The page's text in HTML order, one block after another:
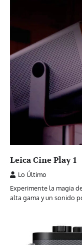
Leica Cine Play 1
Lo Último
Experimente la magia
alta gama y un sonido